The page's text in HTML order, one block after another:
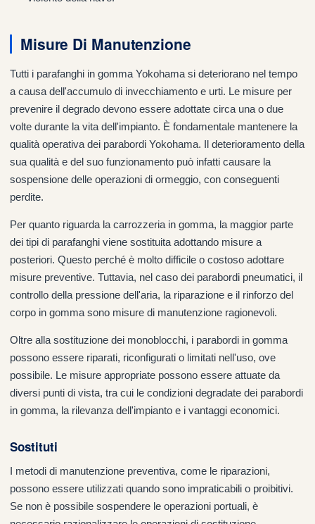
Misure Di Manutenzione
Tutti i parafanghi in gomma Yokohama si deteriorano nel tempo
a causa dell'accumulo di invecchiamento e urti. Le misure per
prevenire il degrado devono essere adottate circa una o due
volte durante la vita dell'impianto. È fondamentale mantenere la
qualità operativa dei parabordi Yokohama. Il deterioramento della
sua qualità e del suo funzionamento può infatti causare la
sospensione delle operazioni di ormeggio, con conseguenti
perdite.
Per quanto riguarda la carrozzeria in gomma, la maggior parte
dei tipi di parafanghi viene sostituita adottando misure a
posteriori. Questo perché è molto difficile o costoso adottare
misure preventive. Tuttavia, nel caso dei parabordi pneumatici, il
controllo della pressione dell'aria, la riparazione e il rinforzo del
corpo in gomma sono misure di manutenzione ragionevoli.
Oltre alla sostituzione dei monoblocchi, i parabordi in gomma
possono essere riparati, riconfigurati o limitati nell'uso, ove
possibile. Le misure appropriate possono essere attuate da
diversi punti di vista, tra cui le condizioni degradate dei parabordi
in gomma, la rilevanza dell'impianto e i vantaggi economici.
Sostituti
I metodi di manutenzione preventiva, come le riparazioni,
possono essere utilizzati quando sono impraticabili o proibitivi.
Se non è possibile sospendere le operazioni portuali, è